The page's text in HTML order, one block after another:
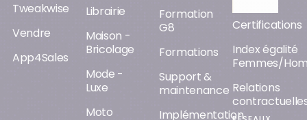
Tweakwise
Vendre
App4Sales
Librairie
Maison -
Bricolage
Mode -
Luxe
Moto
Formation
G8
Formations
Support &
maintenance
Implémentation
Certifications
Index égalité
Femmes/
Relations